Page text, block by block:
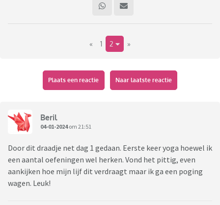
« 1 2 »
Plaats een reactie Naar laatste reactie
Beril
04-01-2024om 21:51
Door dit draadje net dag 1 gedaan. Eerste keer yoga hoewel ik
een aantal oefeningen wel herken. Vond het pittig, even
aankijken hoe mijn lijf dit verdraagt maar ik ga een poging
wagen. Leuk!